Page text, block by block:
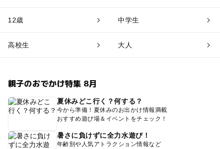
12歳 中学生
高校生 大人
親子のおでかけ特集 8月
夏休みどこ行く？何する？
今から準備！夏休みのお出かけ情報満載
おすすめ遊び場＆イベントをチェック！
暑さに負けずに全力水遊び！
年齢別や人気アトラクション情報など